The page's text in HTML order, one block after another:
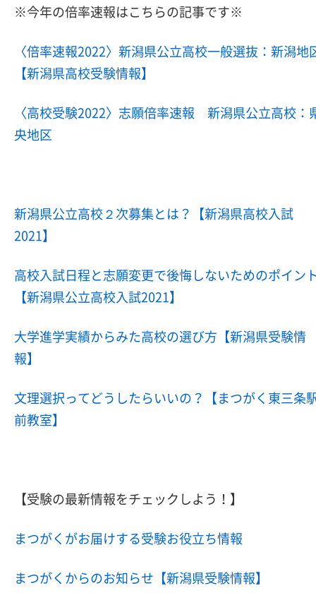
※今年の倍率速報はこちらの記事です※
〈倍率速報2022〉新潟県公立高校一般選抜：新潟地
【新潟県高校受験情報】
〈高校受験2022〉志願倍率速報 新潟県公立高校：
央地区
新潟県公立高校２次募集とは？【新潟県高校入試
2021】
高校入試日程と志願変更で後悔しないためのポイン
【新潟県公立高校入試2021】
大学進学実績からみた高校の選び方【新潟県受験情
報】
文理選択ってどうしたらいいの？【まつがく東三条
前教室】
【受験の最新情報をチェックしよう！】
まつがくがお届けする受験お役立ち情報
まつがくからのお知らせ【新潟県受験情報】